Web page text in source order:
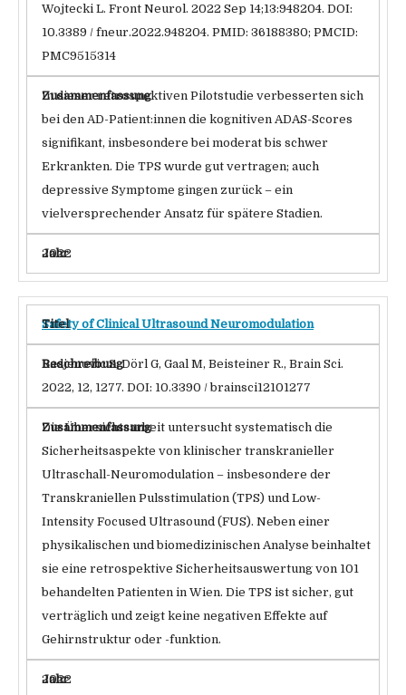
Wojtecki L. Front Neurol. 2022 Sep 14;13:948204. DOI:
10.3389 / fneur.2022.948204. PMID: 36188380; PMCID:
PMC9515314
In dieser retrospektiven Pilotstudie verbesserten sich
bei den AD-Patient:innen die kognitiven ADAS-Scores
signifikant, insbesondere bei moderat bis schwer
Erkrankten. Die TPS wurde gut vertragen; auch
depressive Symptome gingen zurück – ein
vielversprechender Ansatz für spätere Stadien.
2022
Safety of Clinical Ultrasound Neuromodulation
Radjenovic S, Dörl G, Gaal M, Beisteiner R., Brain Sci.
2022, 12, 1277. DOI: 10.3390 / brainsci12101277
Die Übersichtsarbeit untersucht systematisch die
Sicherheitsaspekte von klinischer transkranieller
Ultraschall-Neuromodulation – insbesondere der
Transkraniellen Pulsstimulation (TPS) und Low-
Intensity Focused Ultrasound (FUS). Neben einer
physikalischen und biomedizinischen Analyse beinhaltet
sie eine retrospektive Sicherheitsauswertung von 101
behandelten Patienten in Wien. Die TPS ist sicher, gut
verträglich und zeigt keine negativen Effekte auf
Gehirnstruktur oder -funktion.
2022